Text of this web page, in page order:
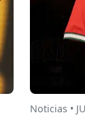
Noticias •